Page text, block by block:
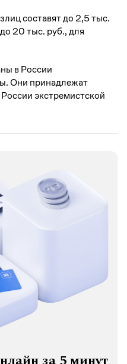
составят до 2,5 тыс.
20 тыс. руб., для
в России
Они принадлежат
экстремистской